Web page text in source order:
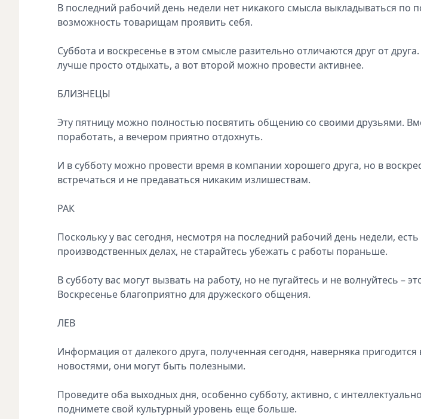
В последний рабочий день недели нет никакого смысла выкладываться по
возможность товарищам проявить себя.
Суббота и воскресенье в этом смысле разительно отличаются друг от
лучше просто отдыхать, а вот второй можно провести активнее.
БЛИЗНЕЦЫ
Эту пятницу можно полностью посвятить общению со своими друзьями.
поработать, а вечером приятно отдохнуть.
И в субботу можно провести время в компании хорошего друга, но в
встречаться и не предаваться никаким излишествам.
РАК
Поскольку у вас сегодня, несмотря на последний рабочий день недели, есть
производственных делах, не старайтесь убежать с работы пораньше.
В субботу вас могут вызвать на работу, но не пугайтесь и не волнуйтесь –
Воскресенье благоприятно для дружеского общения.
ЛЕВ
Информация от далекого друга, полученная сегодня, наверняка
новостями, они могут быть полезными.
Проведите оба выходных дня, особенно субботу, активно, с
поднимете свой культурный уровень еще больше.